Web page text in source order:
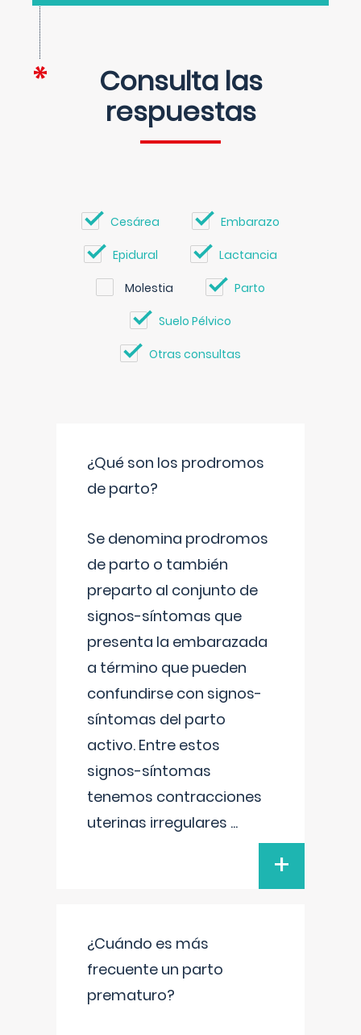
Consulta las
respuestas
Cesárea Embarazo
Epidural Lactancia
Molestia Parto
Suelo Pélvico
Otras consultas
¿Qué son los prodromos
de parto?
Se denomina prodromos
de parto o también
preparto al conjunto de
signos-síntomas que
presenta la embarazada
a término que pueden
confundirse con signos-
síntomas del parto
activo. Entre estos
signos-síntomas
tenemos contracciones
uterinas irregulares ...
+
¿Cuándo es más
frecuente un parto
prematuro?